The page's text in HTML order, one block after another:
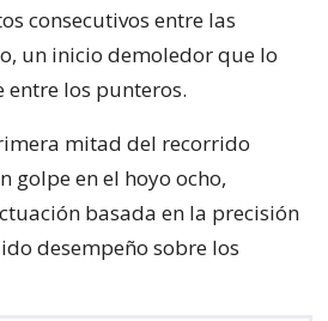
consecutivos entre las
un inicio demoledor que lo
los punteros.
mitad del recorrido
golpe en el hoyo ocho,
basada en la precisión
desempeño sobre los